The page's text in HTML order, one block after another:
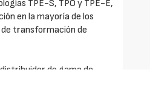
TPE-S, TPO y TPE-E,
en la mayoría de los
transformación de
de gama de